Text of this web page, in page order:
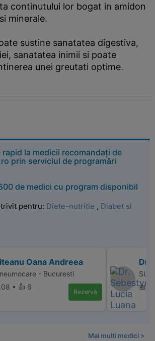
continutului lor bogat in amidon
minerale.
sustine sanatatea digestiva,
sanatatea inimii si poate
unei greutati optime.
la medicii recomandați de
prin serviciul de programări
de medici cu program disponibil
pentru: Diete-nutritie , Diabet si
Oana Andreea
- Bucuresti
• 👍 6
Rezervă
Dr.
📅
Mai multi medici >